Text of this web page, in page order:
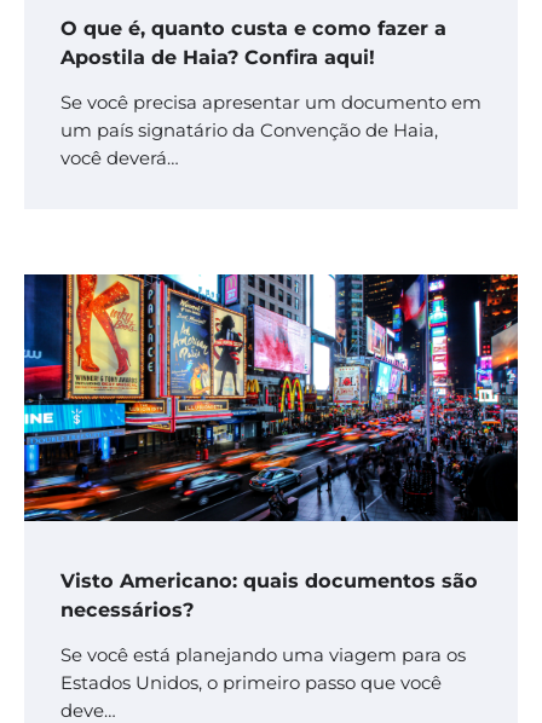
O que é, quanto custa e como fazer a
Apostila de Haia? Confira aqui!
Se você precisa apresentar um documento em
um país signatário da Convenção de Haia,
você deverá…
Visto Americano: quais documentos são
necessários?
Se você está planejando uma viagem para os
Estados Unidos, o primeiro passo que você
deve…